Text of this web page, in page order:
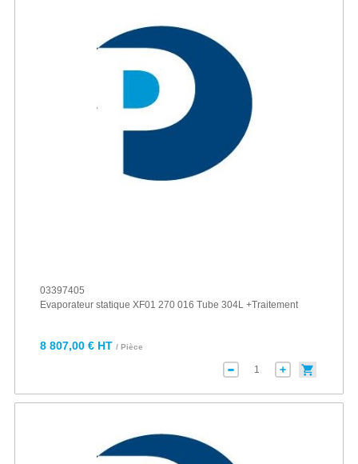
03397405
Evaporateur statique XF01 270 016 Tube 304L +Traitement
8 807,00 € HT / Pièce